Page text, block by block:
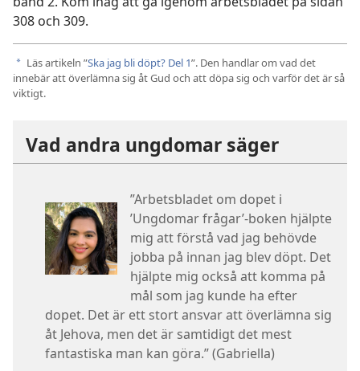
308 och 309.
a Läs artikeln ”Ska jag bli döpt? Del 1”. Den handlar om vad det
innebär att överlämna sig åt Gud och att döpa sig och varför det är så
viktigt.
Vad andra ungdomar säger
”Arbetsbladet om dopet i
’Ungdomar frågar’-boken hjälpte
mig att förstå vad jag behövde
jobba på innan jag blev döpt. Det
hjälpte mig också att komma på
mål som jag kunde ha efter
dopet. Det är ett stort ansvar att överlämna sig
åt Jehova, men det är samtidigt det mest
fantastiska man kan göra.” (Gabriella)